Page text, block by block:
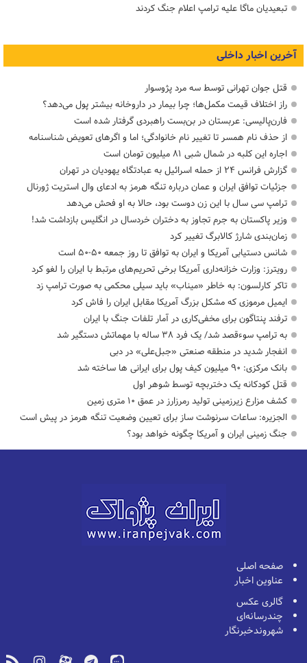
تبعیدیان ماگا علیه ترامپ اعلام جنگ کردند
آخرین اخبار داخلی
قتل جوان تهرانی توسط سه مرد پژوسوار
راز اختلاف قیمت مکمل‌ها؛ چرا بیمار در داروخانه بیشتر پول می‌دهد؟
فارن‌پالیسی: عربستان در بن‌بست راهبردی گرفتار شده است
از حذف نام همسر تا تغییر نام خانوادگی؛ اما و اگرهای تعویض شناسنامه
اجاره این کلبه در شمال شبی ۸۱ میلیون تومان است
گزارش فرانس ۲۴ از حمله اسرائیل به عبادتگاه یهودیان در تهران
جزئیات توافق ایران و عمان درباره تنگه هرمز به ادعای وال استریت ژورنال
ترامپ سی سال با این زن دوست بود، حالا به او فحش می‌دهد
وزیر پاکستان به جرم تجاوز به دختران خردسال در انگلیس بازداشت شد!
زمان‌بندی شارژ کالابرگ تغییر کرد
شانس دستیابی آمریکا و ایران به توافق تا روز جمعه ۵۰-۵۰ است
رویترز: وزارت خزانه‌داری آمریکا برخی تحریم‌های مرتبط با ایران را لغو کرد
تاکر کارلسون: به خاطر «میناب» باید سیلی محکمی به صورت ترامپ زد
ایمیل مرموزی که مشکل بزرگ آمریکا مقابل ایران را فاش کرد
ترفند پنتاگون برای مخفی‌کاری در آمار تلفات جنگ با ایران
به ترامپ سوءقصد شد/ یک فرد ۳۸ ساله با مهماتش دستگیر شد
انفجار شدید در منطقه صنعتی «جبل‌علی» در دبی
بانک مرکزی: ۹۰ میلیون کیف پول برای ایرانی ها ساخته شد
قتل کودکانه یک دختربچه توسط شوهر اول
کشف مزارع زیرزمینی تولید رمرزارز در عمق ۱۰ متری زمین
الجزیره: ساعات سرنوشت ساز برای تعیین وضعیت تنگه هرمز در پیش است
جنگ زمینی ایران و آمریکا چگونه خواهد بود؟
صفحه اصلی
عناوین اخبار
گالری عکس
چندرسانه‌ای
شهروندخبرنگار